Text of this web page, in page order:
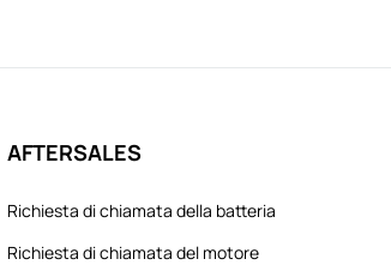
AFTERSALES
Richiesta di chiamata della batteria
Richiesta di chiamata del motore